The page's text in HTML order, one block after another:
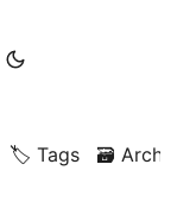
🏷️ Tags 🗃️